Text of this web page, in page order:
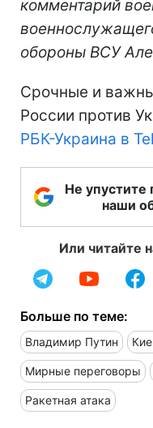
комментарий
обороны ВСУ
Срочные и
России против
РБК-Украина в
Не упустите
наши
Или читайте
Больше по теме:
Владимир Путин
Мирные переговоры
Ракетная атака